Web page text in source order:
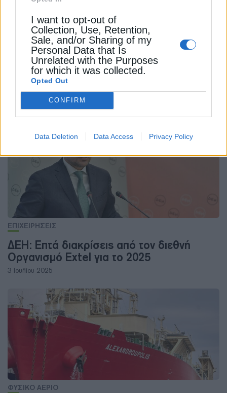
I want to opt-out of
Collection, Use, Retention,
Sale, and/or Sharing of my
Personal Data that Is
Unrelated with the Purposes
for which it was collected.
Opted Out
CONFIRM
Data Deletion Data Access Privacy Policy
ΑΛΕΞΑΝΔΡΟΥΠΟΛΗ
ΓΕΡΜΑΝΙΑ ΔΕΗ ΕΥΡΩΠΑΪΚΗ ΕΠΙΤΡΟΠΗ
ΔΕΊΤΕ ΕΠΊΣΗΣ
ΕΠΙΧΕΙΡΗΣΕΙΣ
ΔΕΗ: Επτά διακρίσεις από τον διεθνή
Οργανισμό Extel για το 2025
3 Ιουλίου 2025
ΦΥΣΙΚΟ ΑΕΡΙΟ